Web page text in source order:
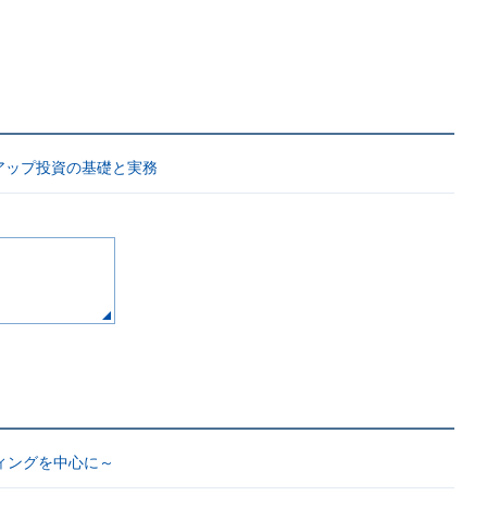
プ投資の基礎と実務
ングを中心に～